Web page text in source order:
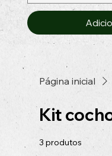
Página inicial
Kit
3 produtos